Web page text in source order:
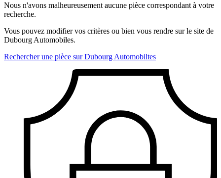
Nous n'avons malheureusement aucune pièce correspondant à votre
recherche.
Vous pouvez modifier vos critères ou bien vous rendre sur le site de
Dubourg Automobiles.
Rechercher une pièce sur Dubourg Automobiltes